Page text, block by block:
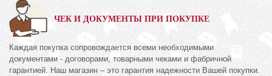
ЧЕК И ДОКУМЕНТЫ ПРИ ПОКУПКЕ
Каждая покупка сопровождается всеми необходимыми
документами - договорами, товарными чеками и фабричной
гарантией. Наш магазин – это гарантия надежности Вашей покупки.